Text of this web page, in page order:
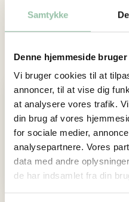
Samtykke
Denne hjemmeside
Vi bruger cookies til at
annoncer, til at vise dig
at analysere vores trafik.
din brug af vores
for sociale medier,
analysepartnere. Vores
data med andre
de har indsamlet fra din
Adresse
Kogsbøllevej 66E
5871 Frørup
Website